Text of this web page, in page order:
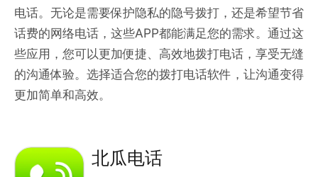
电话。无论是需要保护隐私的隐号拨打，还是希望节省
话费的网络电话，这些APP都能满足您的需求。通过这
些应用，您可以更加便捷、高效地拨打电话，享受无缝
的沟通体验。选择适合您的拨打电话软件，让沟通变得
更加简单和高效。
北瓜电话